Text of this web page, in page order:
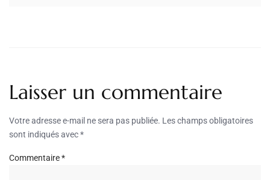
Laisser un commentaire
Votre adresse e-mail ne sera pas publiée. Les champs obligatoires
sont indiqués avec*
Commentaire*